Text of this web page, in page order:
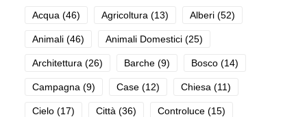
Acqua (46) Agricoltura (13) Alberi (52)
Animali (46) Animali Domestici (25)
Architettura (26) Barche (9) Bosco (14)
Campagna (9) Case (12) Chiesa (11)
Cielo (17) Città (36) Controluce (15)